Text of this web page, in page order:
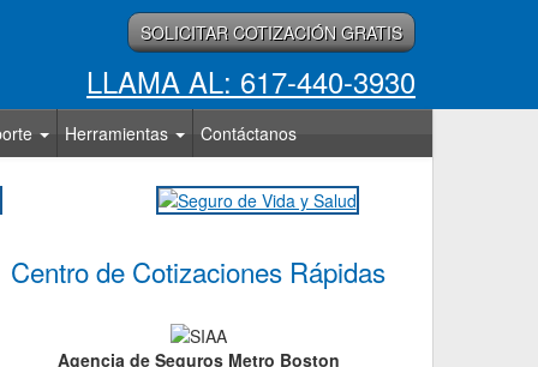
SOLICITAR COTIZACIÓN GRATIS
LLAMA AL: 617-440-3930
Herramientas Contáctanos
Centro de Cotizaciones Rápidas
Agencia de Seguros Metro Boston